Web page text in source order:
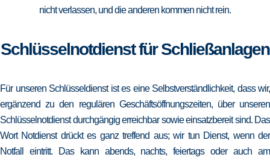
nicht verlassen, und die anderen kommen nicht rein.
Schlüsselnotdienst für Schließanlagen
Für unseren Schlüsseldienst ist es eine Selbstverständlichkeit, dass wir,
ergänzend zu den regulären Geschäftsöffnungszeiten, über unseren
Schlüsselnotdienst durchgängig erreichbar sowie einsatzbereit sind. Das
Wort Notdienst drückt es ganz treffend aus; wir tun Dienst, wenn der
Notfall eintritt. Das kann abends, nachts, feiertags oder auch am